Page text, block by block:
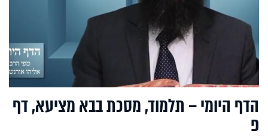
הדף היומי – תלמוד, מסכת בבא מציעא, דף
פ